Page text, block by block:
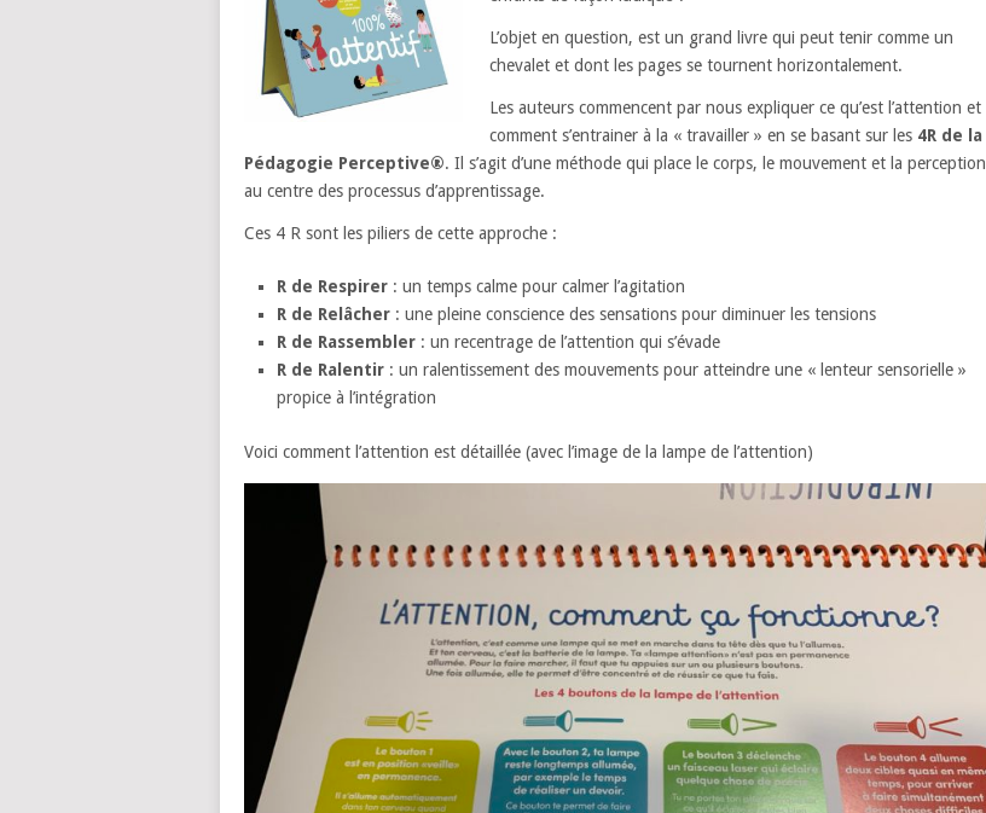
L’objet en question, est un grand livre qui peut tenir comme un
chevalet et dont les pages se tournent horizontalement.
Les auteurs commencent par nous expliquer ce qu’est l’attention et
comment s’entrainer à la « travailler » en se basant sur les4R de la
Pédagogie Perceptive®. Il s’agit d’une méthode qui place le corps, le mouvement et la perception
au centre des processus d’apprentissage.
Ces 4 R sont les piliers de cette approche :
R de Respirer: un temps calme pour calmer l’agitation
R de Relâcher: une pleine conscience des sensations pour diminuer les tensions
R de Rassembler: un recentrage de l’attention qui s’évade
R de Ralentir: un ralentissement des mouvements pour atteindre une « lenteur sensorielle »
propice à l’intégration
Voici comment l’attention est détaillée (avec l’image de la lampe de l’attention)